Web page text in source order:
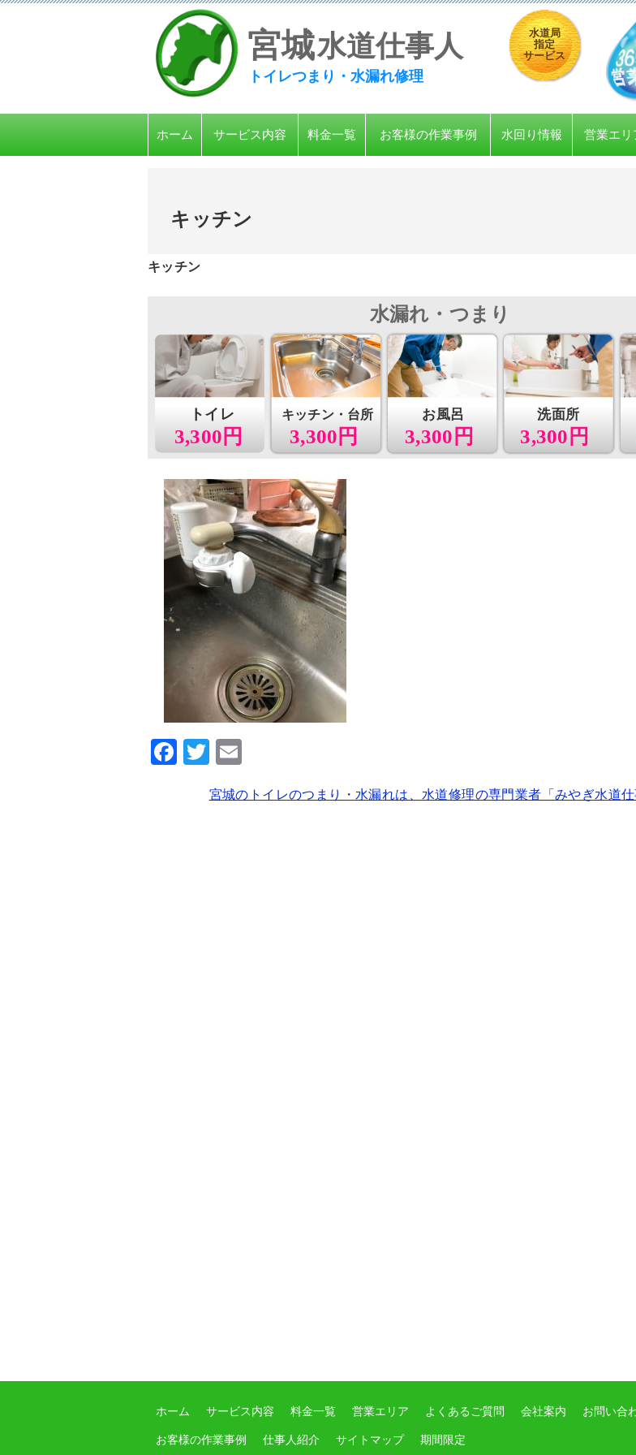
宮城水道仕事人
トイレつまり・水漏れ修理
水道局
指定
サービス
ホーム サービス内容 料金一覧 お客様の作業事例 水回り情報 営業エリ
キッチン
キッチン
3,300円
トイレ
3,300円
キッチン・台所 お風呂
3,300円
洗面所
3,300円
水漏れ・つまり
F
T
tt ai
宮城のトイレのつまり・水漏れは、水道修理の専門業者「みやぎ水道仕
ホーム サービス内容 料金一覧 営業エリア よくあるご質問 会社案内 お問い合
お客様の作業事例 仕事人紹介 サイトマップ 期間限定